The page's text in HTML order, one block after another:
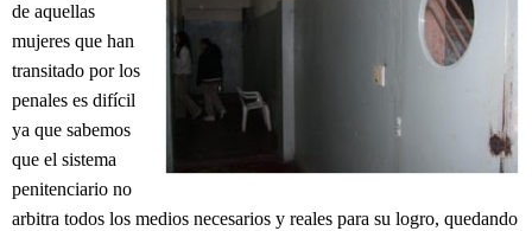
de aquellas
mujeres que han
transitado por los
penales es difícil
ya que sabemos
que el sistema
penitenciario no
arbitra todos los medios necesarios y reales para su logro, quedando